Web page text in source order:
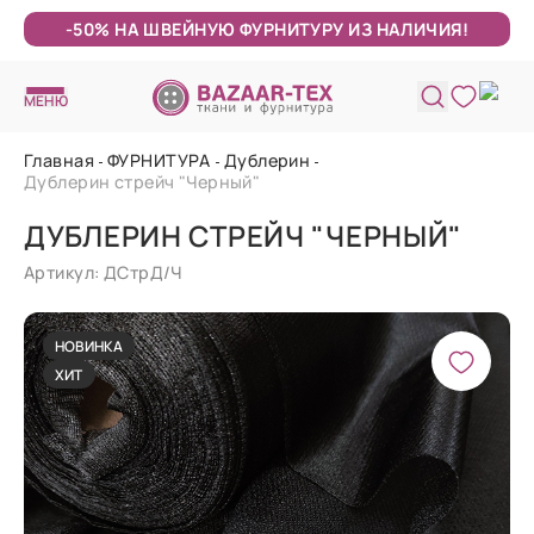
-50% НА ШВЕЙНУЮ ФУРНИТУРУ ИЗ НАЛИЧИЯ!
МЕНЮ
Главная ФУРНИТУРА
Дублерин
Дублерин стрейч "Черный"
ДУБЛЕРИН СТРЕЙЧ "ЧЕРНЫЙ"
Артикул: ДСтрД/Ч
НОВИНКА
ХИТ